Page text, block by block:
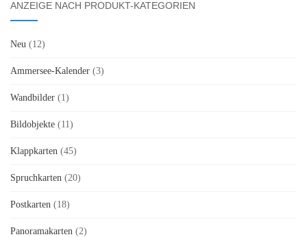
ANZEIGE NACH PRODUKT-KATEGORIEN
Neu (12)
Ammersee-Kalender (3)
Wandbilder (1)
Bildobjekte (11)
Klappkarten (45)
Spruchkarten (20)
Postkarten (18)
Panoramakarten (2)